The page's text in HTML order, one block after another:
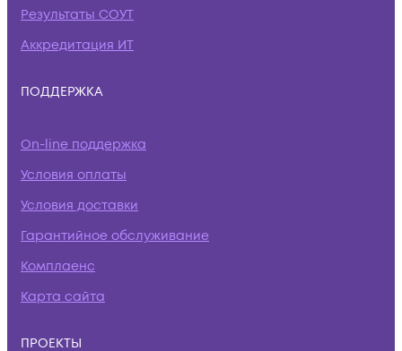
Результаты СОУТ
Аккредитация ИТ
ПОДДЕРЖКА
On-line поддержка
Условия оплаты
Условия доставки
Гарантийное обслуживание
Комплаенс
Карта сайта
ПРОЕКТЫ